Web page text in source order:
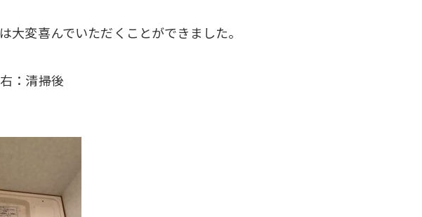
大変喜んでいただくことができました。
：清掃後